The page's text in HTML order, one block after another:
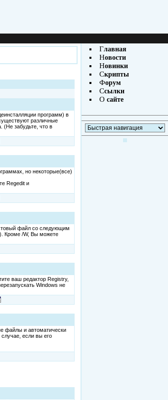
программ) в
различные
(Не забудьте, что в
но некоторые(все)
Regedit и
файл со следующим
Кроме /W, Вы можете
ваш редактор Registry,
Windows не
файлы и автоматически
если вы его
Главная
Новости
Новинки
Скрипты
Форум
Ссылки
Осайте